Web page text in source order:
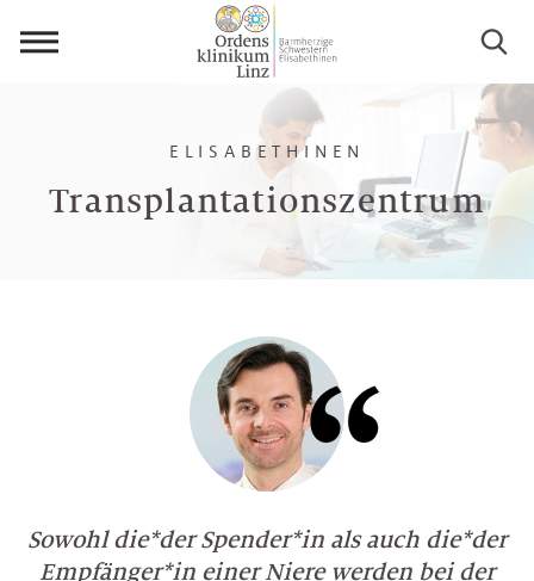
Transplantationszentrum
ELISABETHINEN
Sowohl die*der Spender*in als auch die*der
Empfänger*in einer Niere werden bei der